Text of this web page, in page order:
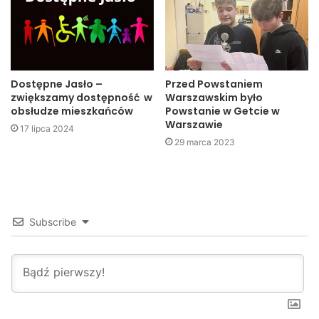
trener
Dostępne Jasło –
zwiększamy dostępność w
obsłudze mieszkańców
17 lipca 2024
Przed Powstaniem
Warszawskim było
Powstanie w Getcie w
Warszawie
29 marca 2023
Subscribe